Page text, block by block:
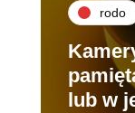
rodo
lub w